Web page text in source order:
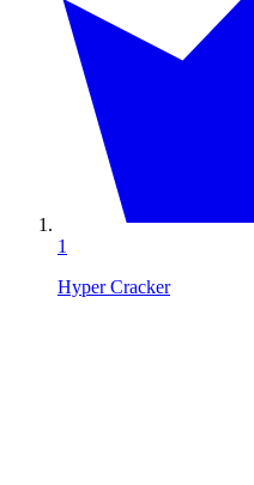
1
Hyper Cracker